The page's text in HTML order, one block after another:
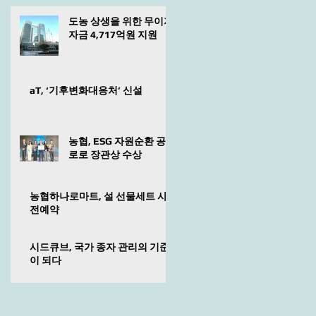
도농 상생을 위한 무이자
자금 4,717억원 지원
aT, ‘기후변화대응처’ 신설
농협, ESG 자원순환 공
로로 장관상 수상
농협하나로마트, 설 선물세트 사
전예약
시드큐브, 국가 종자 관리의 기준
이 되다